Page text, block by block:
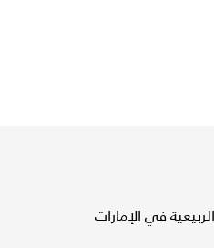
في الإمارات